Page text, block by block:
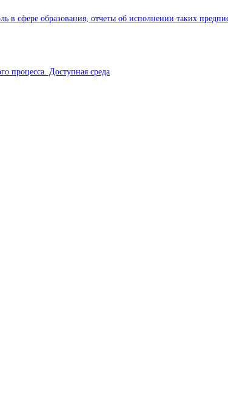
в сфере образования, отчеты об исполнении таких
процесса. Доступная среда